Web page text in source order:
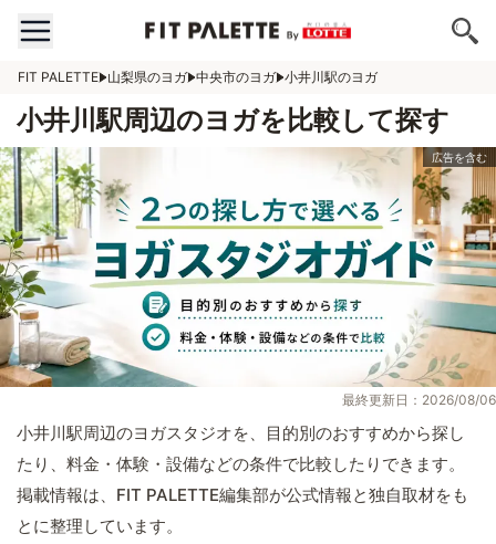
FIT PALETTE 山梨県のヨガ 中央市のヨガ 小井川駅のヨガ
小井川駅周辺のヨガを比較して探す
最終更新日：2026/08/06
小井川駅周辺のヨガスタジオを、目的別のおすすめから探し
たり、料金・体験・設備などの条件で比較したりできます。
掲載情報は、FIT PALETTE編集部が公式情報と独自取材をも
とに整理しています。